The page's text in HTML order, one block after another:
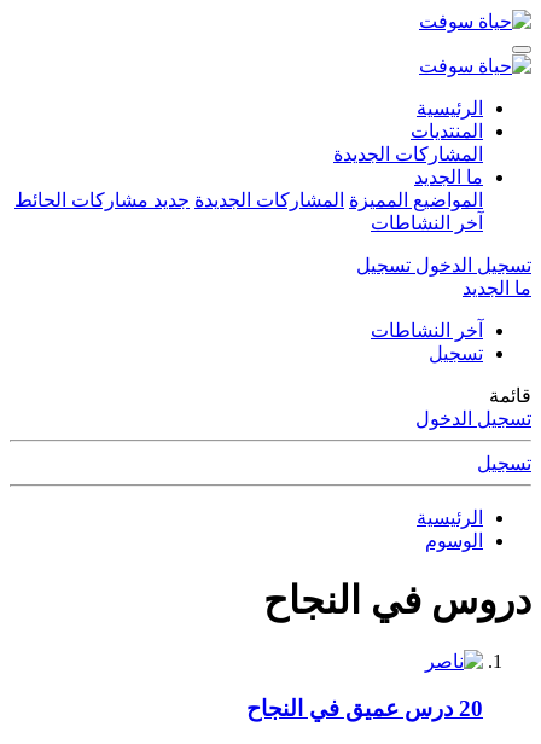
الرئيسية
المنتديات
المشاركات الجديدة
ما الجديد
المواضيع المميزة المشاركات الجديدة جديد مشاركات الحائط
آخر النشاطات
تسجيل الدخول تسجيل
ما الجديد
آخر النشاطات
تسجيل
قائمة
تسجيل الدخول
تسجيل
الرئيسية
الوسوم
دروس في النجاح
20 درس عميق في النجاح